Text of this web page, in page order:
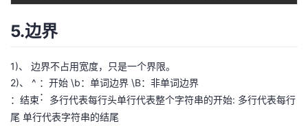
5.边界
1)、 边界不占用宽度，只是一个界限。
2)、 ^ ：开始 \b：单词边界 \B：非单词边界
结
： 结束： 多行代表每行头单行代表整个字符串的开始: 多行代表每行
尾 单行代表字符串的结尾